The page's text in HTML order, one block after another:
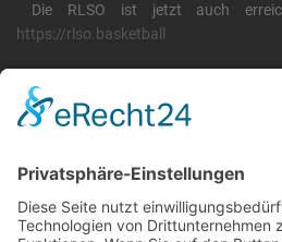
Die RLSO ist jetzt auch
https://rlso.basketball
RLSO Minikalender